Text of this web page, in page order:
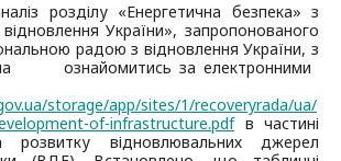
розділу «Енергетична безпека» з
України», запропонованого
радою з відновлення України, з
за електронними
storage/app/sites/1/recoveryrada/ua/
of-infrastructure.pdfв частині
розвитку відновлювальних джерел